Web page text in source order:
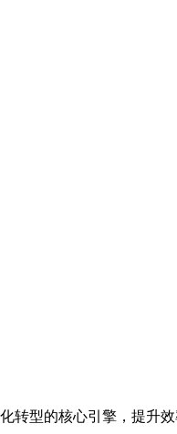
转型的核心引擎，提升